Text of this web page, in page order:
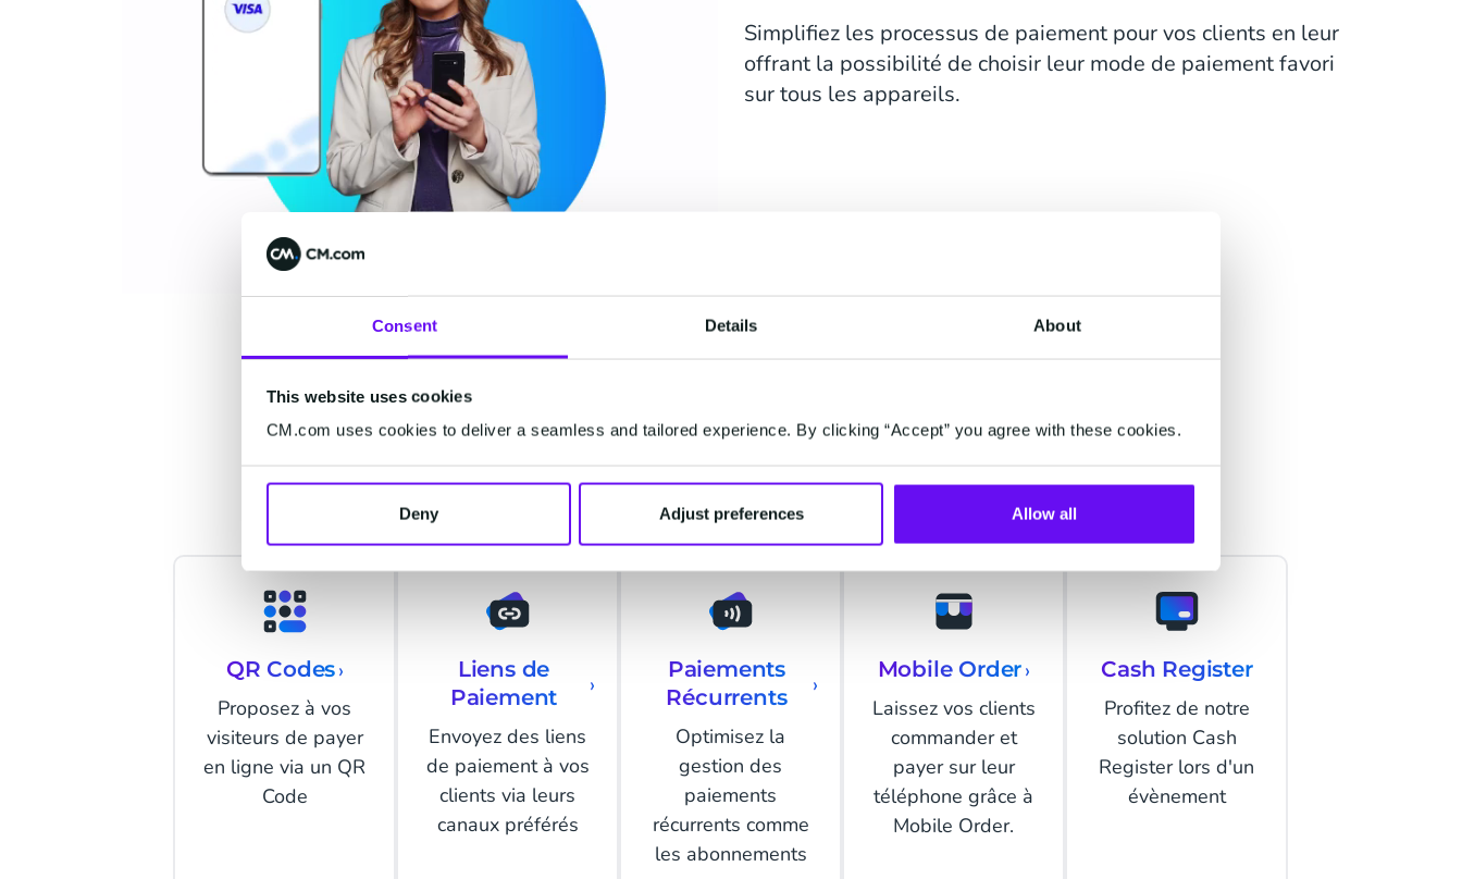
Consent Details About
This website uses cookies
CM.com uses cookies to deliver a seamless and tailored experience. By clicking “Accept” you agree with these cookies.
Deny Adjust preferences Allow all
Simplifiez les processus de paiement pour vos clients en leur
offrant la possibilité de choisir leur mode de paiement favori
sur tous les appareils.
Découvrez nos Outils de Paiement
Intégrés
QR Codes›
Proposez à vos
visiteurs de payer
en ligne via un QR
Code
Liens de
Paiement
›
Envoyez des liens
de paiement à vos
clients via leurs
canaux préférés
Paiements
Récurrents
›
Optimisez la
gestion des
paiements
récurrents comme
les abonnements
Mobile Order›
Laissez vos clients
commander et
payer sur leur
téléphone grâce à
Mobile Order.
Cash Register
Profitez de notre
solution Cash
Register lors d'un
évènement